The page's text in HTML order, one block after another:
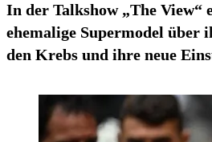
In der Talkshow „The View“
ehemalige Supermodel über
den Krebs und ihre neue